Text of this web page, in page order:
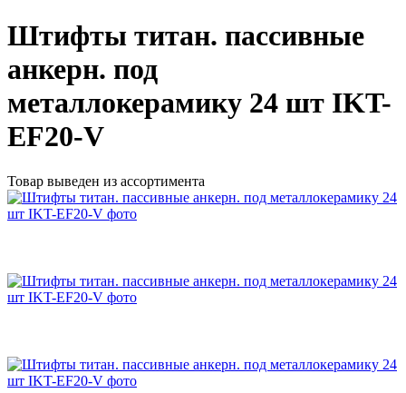
Штифты титан. пассивные
анкерн. под
металлокерамику 24 шт IKT-
EF20-V
Товар выведен из ассортимента